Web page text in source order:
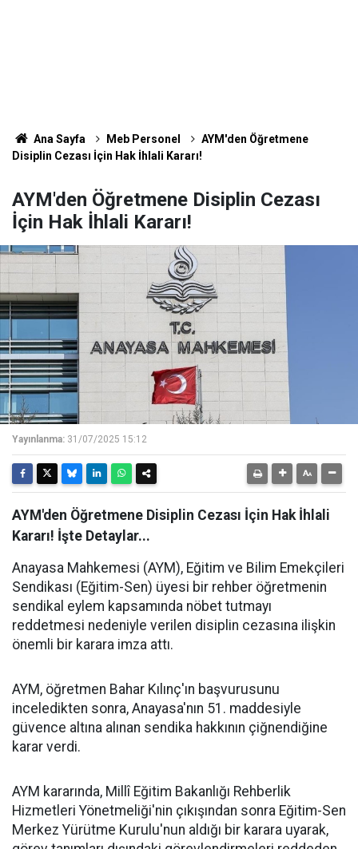
Ana Sayfa Meb Personel
AYM'den Öğretmene
Disiplin Cezası İçin Hak İhlali Kararı!
AYM'den Öğretmene Disiplin Cezası
İçin Hak İhlali Kararı!
Yayınlanma: 31/07/2025 15:12
AYM'den Öğretmene Disiplin Cezası İçin Hak İhlali
Kararı! İşte Detaylar...
Anayasa Mahkemesi (AYM), Eğitim ve Bilim Emekçileri
Sendikası (Eğitim-Sen) üyesi bir rehber öğretmenin
sendikal eylem kapsamında nöbet tutmayı
reddetmesi nedeniyle verilen disiplin cezasına ilişkin
önemli bir karara imza attı.
AYM, öğretmen Bahar Kılınç'ın başvurusunu
inceledikten sonra, Anayasa'nın 51. maddesiyle
güvence altına alınan sendika hakkının çiğnendiğine
karar verdi.
AYM kararında, Millî Eğitim Bakanlığı Rehberlik
Hizmetleri Yönetmeliği'nin çıkışından sonra Eğitim-Sen
Merkez Yürütme Kurulu'nun aldığı bir karara uyarak,